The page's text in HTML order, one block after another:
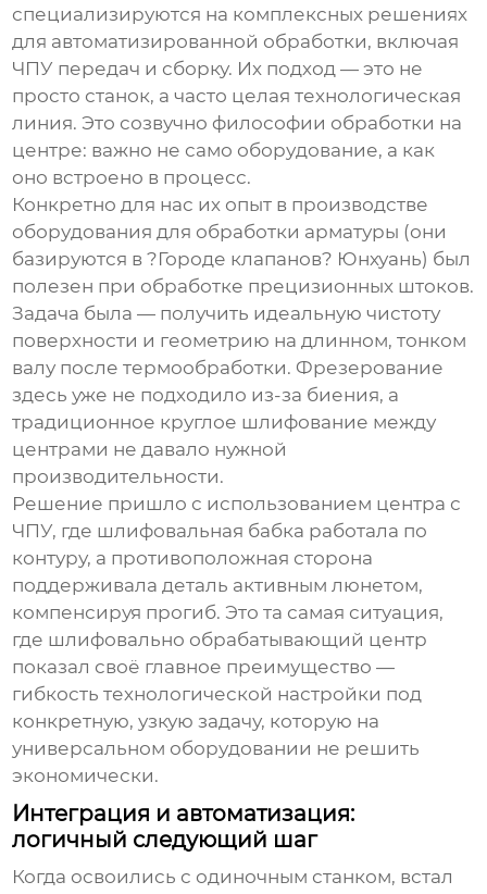
специализируются на комплексных решениях
для автоматизированной обработки, включая
ЧПУ передач и сборку. Их подход — это не
просто станок, а часто целая технологическая
линия. Это созвучно философии обработки на
центре: важно не само оборудование, а как
оно встроено в процесс.
Конкретно для нас их опыт в производстве
оборудования для обработки арматуры (они
базируются в ?Городе клапанов? Юнхуань) был
полезен при обработке прецизионных штоков.
Задача была — получить идеальную чистоту
поверхности и геометрию на длинном, тонком
валу после термообработки. Фрезерование
здесь уже не подходило из-за биения, а
традиционное круглое шлифование между
центрами не давало нужной
производительности.
Решение пришло с использованием центра с
ЧПУ, где шлифовальная бабка работала по
контуру, а противоположная сторона
поддерживала деталь активным люнетом,
компенсируя прогиб. Это та самая ситуация,
где шлифовально обрабатывающий центр
показал своё главное преимущество —
гибкость технологической настройки под
конкретную, узкую задачу, которую на
универсальном оборудовании не решить
экономически.
Интеграция и автоматизация:
логичный следующий шаг
Когда освоились с одиночным станком, встал